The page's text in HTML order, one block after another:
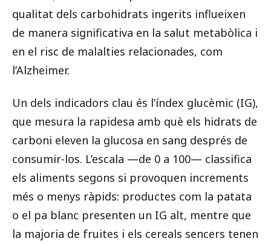
qualitat dels carbohidrats ingerits influeixen
de manera significativa en la salut metabòlica i
en el risc de malalties relacionades, com
l’Alzheimer.
Un dels indicadors clau és l’índex glucèmic (IG),
que mesura la rapidesa amb què els hidrats de
carboni eleven la glucosa en sang després de
consumir-los. L’escala —de 0 a 100— classifica
els aliments segons si provoquen increments
més o menys ràpids: productes com la patata
o el pa blanc presenten un IG alt, mentre que
la majoria de fruites i els cereals sencers tenen